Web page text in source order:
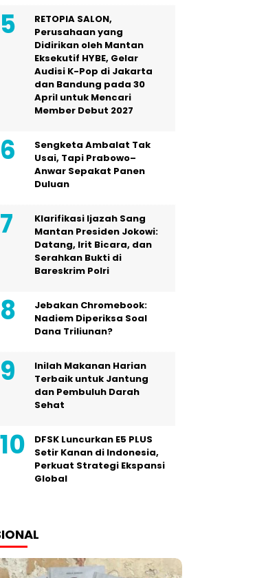
RETOPIA SALON,
Perusahaan yang
Didirikan oleh Mantan
Eksekutif HYBE, Gelar
Audisi K-Pop di Jakarta
dan Bandung pada 30
April untuk Mencari
Member Debut 2027
Sengketa Ambalat Tak
Usai, Tapi Prabowo–
Anwar Sepakat Panen
Duluan
Klarifikasi Ijazah Sang
Mantan Presiden Jokowi:
Datang, Irit Bicara, dan
Serahkan Bukti di
Bareskrim Polri
Jebakan Chromebook:
Nadiem Diperiksa Soal
Dana Triliunan?
Inilah Makanan Harian
Terbaik untuk Jantung
dan Pembuluh Darah
Sehat
DFSK Luncurkan E5 PLUS
Setir Kanan di Indonesia,
Perkuat Strategi Ekspansi
Global